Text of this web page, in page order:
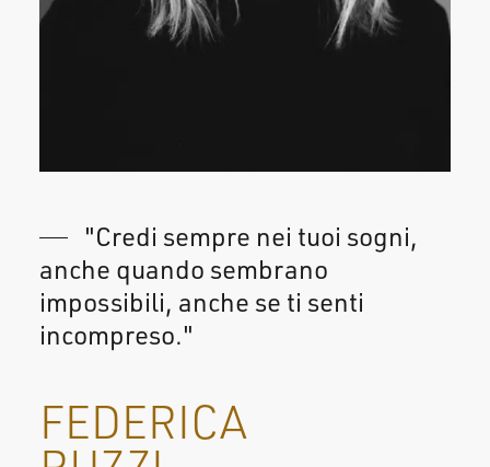
"Credi sempre nei tuoi sogni,
anche quando sembrano
impossibili, anche se ti senti
incompreso."
FEDERICA